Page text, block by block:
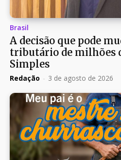
Brasil
A decisão que pode
tributário de milhões
Simples
Redação - 3 de agosto de 2026